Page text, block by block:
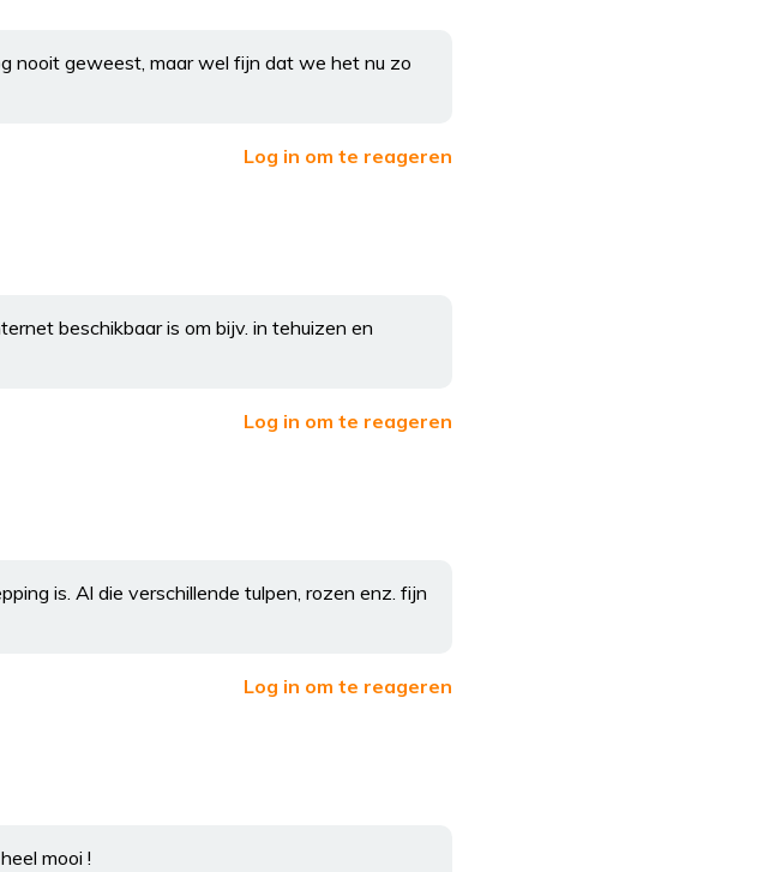
nooit geweest, maar wel fijn dat we het nu zo
Log in om te reageren
beschikbaar is om bijv. in tehuizen en
Log in om te reageren
is. Al die verschillende tulpen, rozen enz. fijn
Log in om te reageren
mooi !